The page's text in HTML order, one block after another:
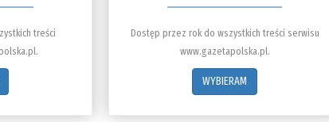
treści
Dostęp przez rok do wszystkich treści serwisu
www.gazetapolska.pl.
WYBIERAM